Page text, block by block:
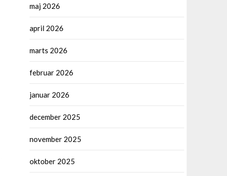
maj 2026
april 2026
marts 2026
februar 2026
januar 2026
december 2025
november 2025
oktober 2025